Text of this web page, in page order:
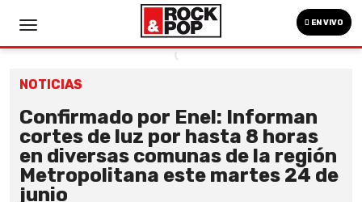
EN VIVO
NOTICIAS
Confirmado por Enel: Informan
cortes de luz por hasta 8 horas
en diversas comunas de la región
Metropolitana este martes 24 de
junio